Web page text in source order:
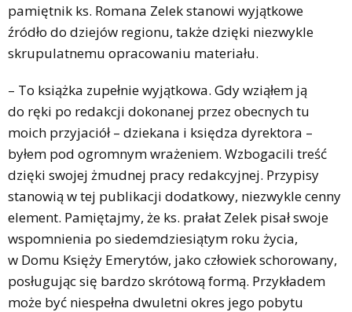
pamiętnik ks. Romana Zelek stanowi wyjątkowe
źródło do dziejów regionu, także dzięki niezwykle
skrupulatnemu opracowaniu materiału.
– To książka zupełnie wyjątkowa. Gdy wziąłem ją
do ręki po redakcji dokonanej przez obecnych tu
moich przyjaciół – dziekana i księdza dyrektora –
byłem pod ogromnym wrażeniem. Wzbogacili treść
dzięki swojej żmudnej pracy redakcyjnej. Przypisy
stanowią w tej publikacji dodatkowy, niezwykle cenny
element. Pamiętajmy, że ks. prałat Zelek pisał swoje
wspomnienia po siedemdziesiątym roku życia,
w Domu Księży Emerytów, jako człowiek schorowany,
posługując się bardzo skrótową formą. Przykładem
może być niespełna dwuletni okres jego pobytu